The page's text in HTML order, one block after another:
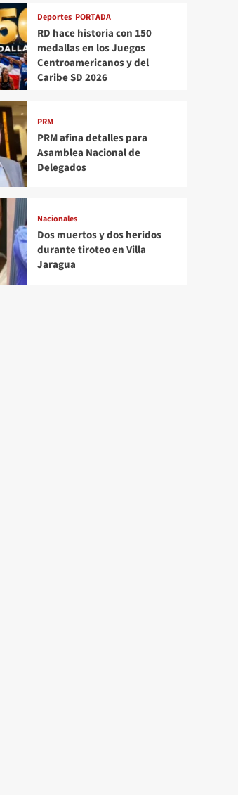
Deportes PORTADA
RD hace historia con 150
medallas en los Juegos
Centroamericanos y del
Caribe SD 2026
PRM
PRM afina detalles para
Asamblea Nacional de
Delegados
Nacionales
Dos muertos y dos heridos
durante tiroteo en Villa
Jaragua